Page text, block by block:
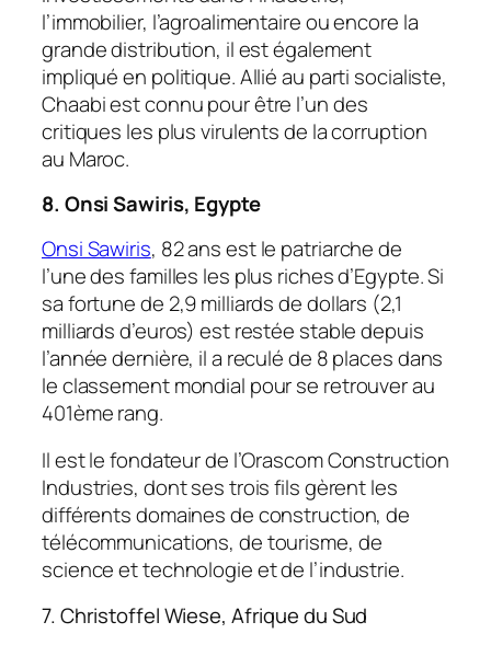
l’immobilier, l’agroalimentaire ou encore la
grande distribution, il est également
impliqué en politique. Allié au parti socialiste,
Chaabi est connu pour être l’un des
critiques les plus virulents de la corruption
au Maroc.
8. Onsi Sawiris, Egypte
Onsi Sawiris, 82 ans est le patriarche de
l’une des familles les plus riches d’Egypte. Si
sa fortune de 2,9 milliards de dollars (2,1
milliards d’euros) est restée stable depuis
l’année dernière, il a reculé de 8 places dans
le classement mondial pour se retrouver au
401ème rang.
Il est le fondateur de l’Orascom Construction
Industries, dont ses trois fils gèrent les
différents domaines de construction, de
télécommunications, de tourisme, de
science et technologie et de l’industrie.
7. Christoffel Wiese, Afrique du Sud